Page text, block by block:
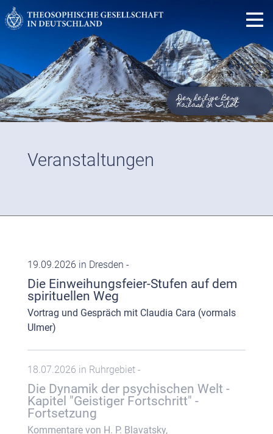
Der heilige Berg
Kailash in Tibet
Veranstaltungen
19.09.2026 in Dresden -
Die Einweihungsfeier-Stufen auf dem
spirituellen Weg
Vortrag und Gespräch mit Claudia Cara (vormals
Ulmer)
18.07.2026 in Ruhrgebiet -
Die Dynamik der psychischen Welt -
Kapitel "Geistiger Fortschritt" -
Fortsetzung
Kommentare von H. P. Blavatsky,